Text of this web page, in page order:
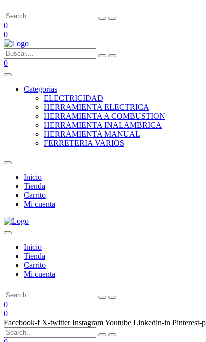
0
0
0
Categorías
ELECTRICIDAD
HERRAMIENTA ELECTRICA
HERRAMIENTA A COMBUSTION
HERRAMIENTA INALAMBRICA
HERRAMIENTA MANUAL
FERRETERIA VARIOS
Inicio
Tienda
Carrito
Mi cuenta
Inicio
Tienda
Carrito
Mi cuenta
0
0
Facebook-f X-twitter InstagramYoutube Linkedin-in Pinterest-p